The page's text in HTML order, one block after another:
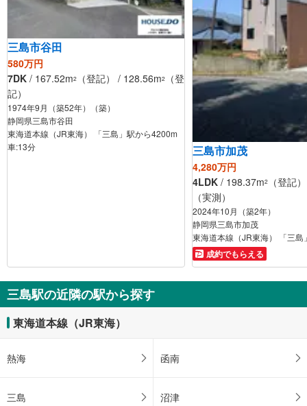
三島市谷田
580万円
7DK / 167.52m2 （登記） / 128.56m2
（登
記）
1974年9月（築52年）（築）
静岡県三島市谷田
東海道本線（JR東海） 「三島」駅から4200m
車:13分
三島市加茂
4,280万円
4LDK / 198.37m2
（登記
（実測）
2024年10月（築2年）
静岡県三島市加茂
東海道本線（JR東海） 「三島
成約でもらえる
三島駅の近隣の駅から探す
東海道本線（JR東海）
熱海 函南
三島 沼津